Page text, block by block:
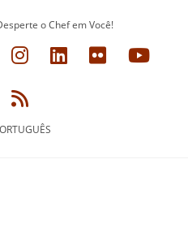
o Chef em Você!